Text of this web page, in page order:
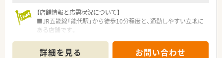
【店舗情報と応需状況について】
■JR五能線「能代駅」から徒歩10分程度と、通勤しやすい立地に
ある店舗です。
を深められます。
詳細を見る お問い合わせ